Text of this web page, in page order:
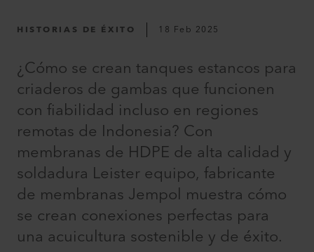
HISTORIAS DE ÉXITO 18 Feb 2025
¿Cómo se crean tanques estancos para
criaderos de gambas que funcionen
con fiabilidad incluso en regiones
remotas de Indonesia? Con
membranas de HDPE de alta calidad y
soldadura Leister equipo, fabricante
de membranas Jempol muestra cómo
se crean conexiones perfectas para
una acuicultura sostenible y de éxito.